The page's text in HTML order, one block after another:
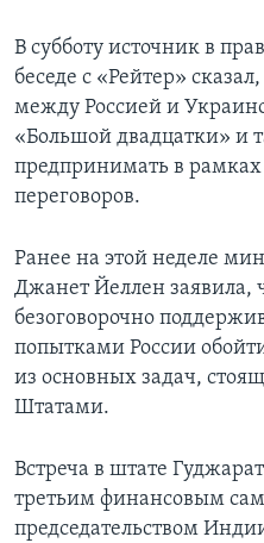
В субботу источник в
беседе с «Рейтер»
между Россией и
«Большой двадцатки» и
предпринимать в
переговоров.
Ранее на этой неделе
Джанет Йеллен заявила,
безоговорочно
попытками России
из основных задач,
Штатами.
Встреча в штате
третьим финансовым
председательством